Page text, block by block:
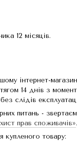
12 місяців.
інтернет-
14 днів з
слідів
питань -
прав споживачів».
купленого товару: